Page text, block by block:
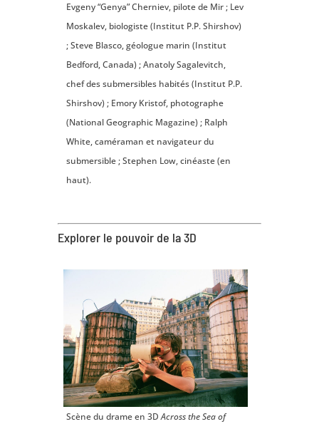
Evgeny “Genya” Cherniev, pilote de Mir ; Lev
Moskalev, biologiste (Institut P.P. Shirshov)
; Steve Blasco, géologue marin (Institut
Bedford, Canada) ; Anatoly Sagalevitch,
chef des submersibles habités (Institut P.P.
Shirshov) ; Emory Kristof, photographe
(National Geographic Magazine) ; Ralph
White, caméraman et navigateur du
submersible ; Stephen Low, cinéaste (en
haut).
Explorer le pouvoir de la 3D
Scène du drame en 3DAcross the Sea of